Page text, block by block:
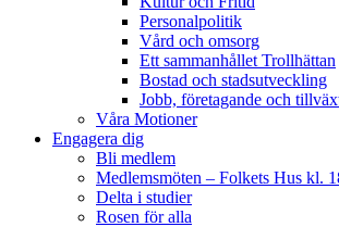
Personalpolitik
Vård och omsorg
Ett sammanhållet Trollhättan
Bostad och stadsutveckling
Jobb, företagande och
Våra Motioner
Engagera dig
Bli medlem
Medlemsmöten – Folkets Hus kl.
Delta i studier
Rosen för alla